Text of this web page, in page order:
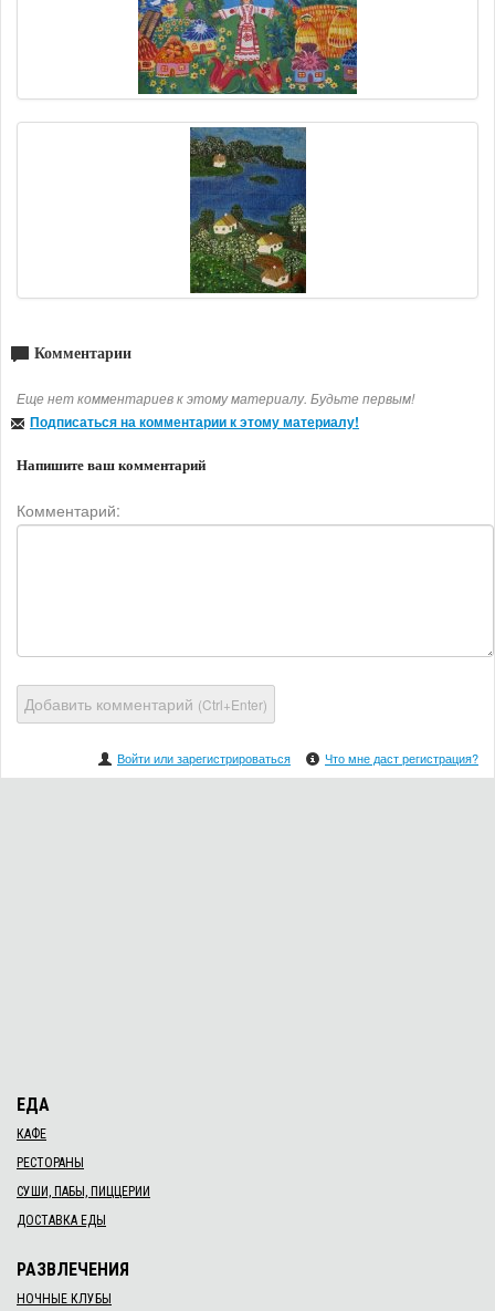
Комментарии
Еще нет комментариев к этому материалу. Будьте первым!
Подписаться на комментарии к этому материалу!
Напишите ваш комментарий
Комментарий:
Добавить комментарий (Ctrl+Enter)
Войти или зарегистрироваться Что мне даст регистрация?
ЕДА
КАФЕ
РЕСТОРАНЫ
СУШИ, ПАБЫ, ПИЦЦЕРИИ
ДОСТАВКА ЕДЫ
РАЗВЛЕЧЕНИЯ
НОЧНЫЕ КЛУБЫ